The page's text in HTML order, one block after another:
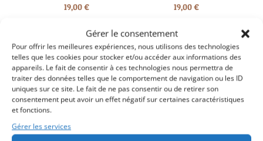
Gérer le consentement
Pour offrir les meilleures expériences, nous utilisons des technologies
telles que les cookies pour stocker et/ou accéder aux informations des
appareils. Le fait de consentir à ces technologies nous permettra de
traiter des données telles que le comportement de navigation ou les ID
uniques sur ce site. Le fait de ne pas consentir ou de retirer son
consentement peut avoir un effet négatif sur certaines caractéristiques
et fonctions.
Gérer les services
19,00€ 19,00€